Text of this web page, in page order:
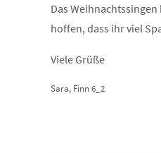
Das
hoffen, dass ihr viel
Viele Grüße
Sara, Finn 6_2